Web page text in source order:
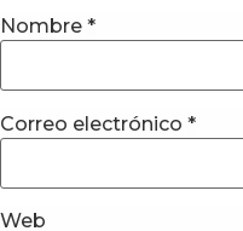
Nombre *
Correo electrónico *
Web